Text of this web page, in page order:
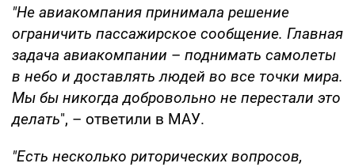
"Не авиакомпания принимала решение
ограничить пассажирское сообщение. Главная
задача авиакомпании – поднимать самолеты
в небо и доставлять людей во все точки мира.
Мы бы никогда добровольно не перестали это
делать", – ответили в МАУ.
"Есть несколько риторических вопросов,